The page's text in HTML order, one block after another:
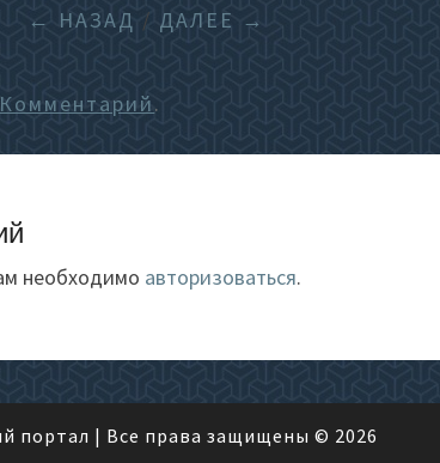
← НАЗАД / ДАЛЕЕ →
.
необходимо авторизоваться.
портал | Все права защищены © 2026